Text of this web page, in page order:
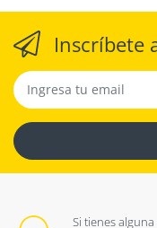
Inscríbete
Si tienes